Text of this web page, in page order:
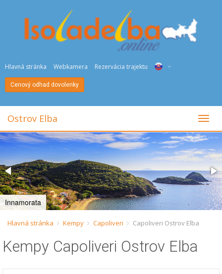
Hlavná stránka Webkamera Rezervácia trajektu
DEU
NED
FRA
PYC
Cenový odhad dovolenky
Ostrov Elba
Innamorata
Hlavná stránka Kempy Capoliveri Capoliveri Ostrov Elba
Kempy Capoliveri Ostrov Elba